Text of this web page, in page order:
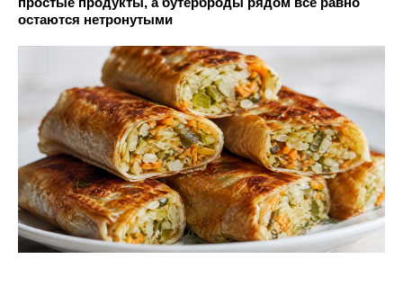
остаются нетронутыми